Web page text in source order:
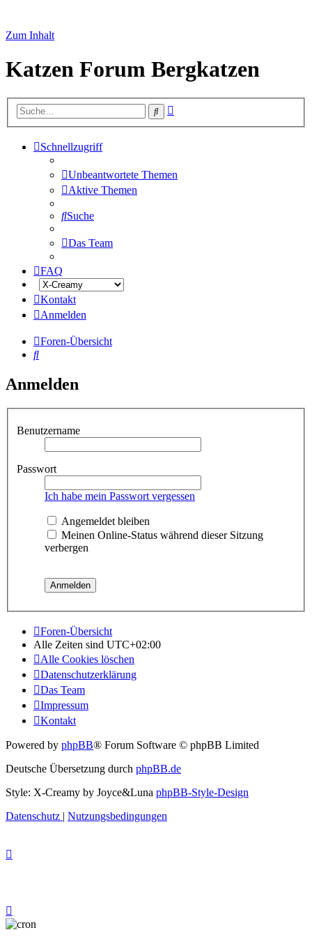
Zum Inhalt
Katzen Forum Bergkatzen
Suche
Schnellzugriff
Unbeantwortete Themen
Aktive Themen
Suche
Das Team
FAQ
Kontakt
Anmelden
Foren-Übersicht
Suche
Anmelden
Benutzername
Passwort
Ich habe mein Passwort vergessen
Angemeldet bleiben
Meinen Online-Status während dieser Sitzung
verbergen
Foren-Übersicht
Alle Zeiten sind UTC+02:00
Alle Cookies löschen
Datenschutzerklärung
Das Team
Impressum
Kontakt
Powered by phpBB® Forum Software © phpBB Limited
Deutsche Übersetzung durch phpBB.de
Style: X-Creamy by Joyce&Luna phpBB-Style-Design
Datenschutz | Nutzungsbedingungen